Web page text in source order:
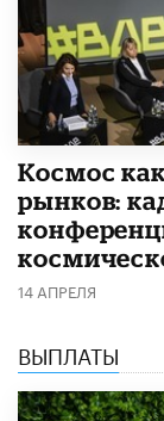
Космос
рынков:
14 АПРЕЛЯ
ВЫПЛАТЫ